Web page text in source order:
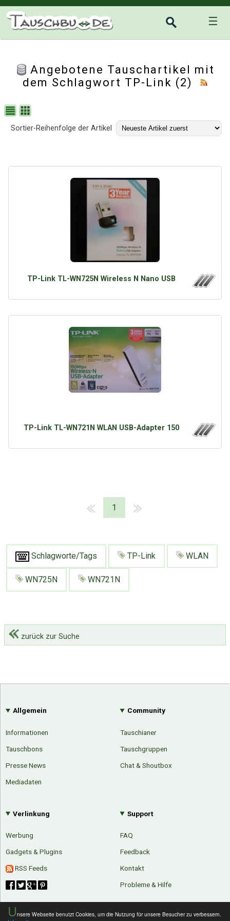
Unsere Webseite benutzt Cookies, um die Nutzung für unsere Besucher zu verbessern.
☰
Angebotene Tauschartikel mit
dem Schlagwort TP-Link (2)
Sortier-Reihenfolge der Artikel
TP-Link TL-WN725N Wireless N Nano USB
TP-Link TL-WN721N WLAN USB-Adapter 150
1
Schlagworte/Tags TP-Link WLAN
WN725N WN721N
zurück zur Suche
Allgemein
Informationen
Tauschbons
Presse News
Mediadaten
Community
Tauschianer
Tauschgruppen
Chat & Shoutbox
Verlinkung
Werbung
Gadgets & Plugins
RSS Feeds
Support
FAQ
Feedback
Kontakt
Probleme & Hilfe